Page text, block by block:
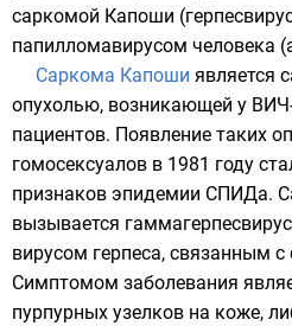
саркомой Капоши (
папилломавирусом человека (
Саркома Капоши является
опухолью, возникающей у
пациентов. Появление таких
гомосексуалов в 1981 году
признаков эпидемии СПИДа.
вызывается
вирусом герпеса, связанным
Симптомом заболевания
пурпурных узелков на коже,